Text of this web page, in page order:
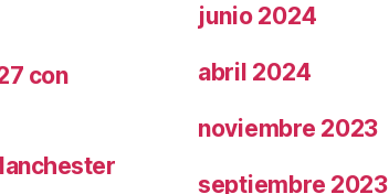
con
junio 2024
abril 2024
noviembre 2023
septiembre 2023